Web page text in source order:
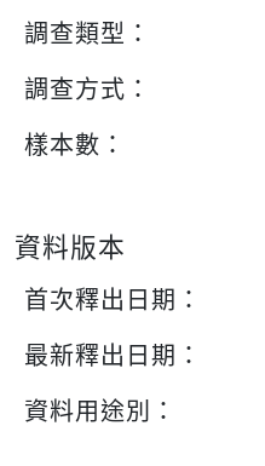
調查類型：
調查方式：
樣本數：
資料版本
首次釋出日期：
最新釋出日期：
資料用途別：